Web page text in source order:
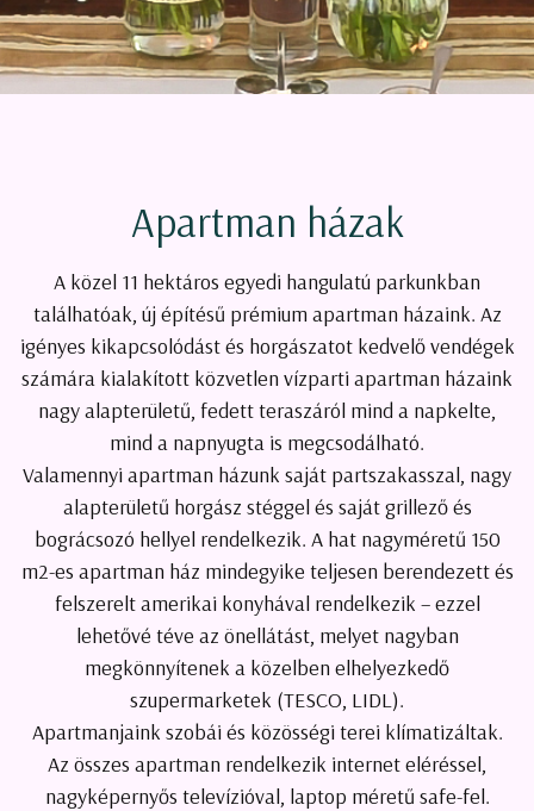
Apartman házak
A közel 11 hektáros egyedi hangulatú parkunkban
találhatóak, új építésű prémium apartman házaink. Az
igényes kikapcsolódást és horgászatot kedvelő vendégek
számára kialakított közvetlen vízparti apartman házaink
nagy alapterületű, fedett teraszáról mind a napkelte,
mind a napnyugta is megcsodálható.
Valamennyi apartman házunk saját partszakasszal, nagy
alapterületű horgász stéggel és saját grillező és
bográcsozó hellyel rendelkezik. A hat nagyméretű 150
m2-es apartman ház mindegyike teljesen berendezett és
felszerelt amerikai konyhával rendelkezik – ezzel
lehetővé téve az önellátást, melyet nagyban
megkönnyítenek a közelben elhelyezkedő
szupermarketek (TESCO, LIDL).
Apartmanjaink szobái és közösségi terei klímatizáltak.
Az összes apartman rendelkezik internet eléréssel,
nagyképernyős televízióval, laptop méretű safe-fel.